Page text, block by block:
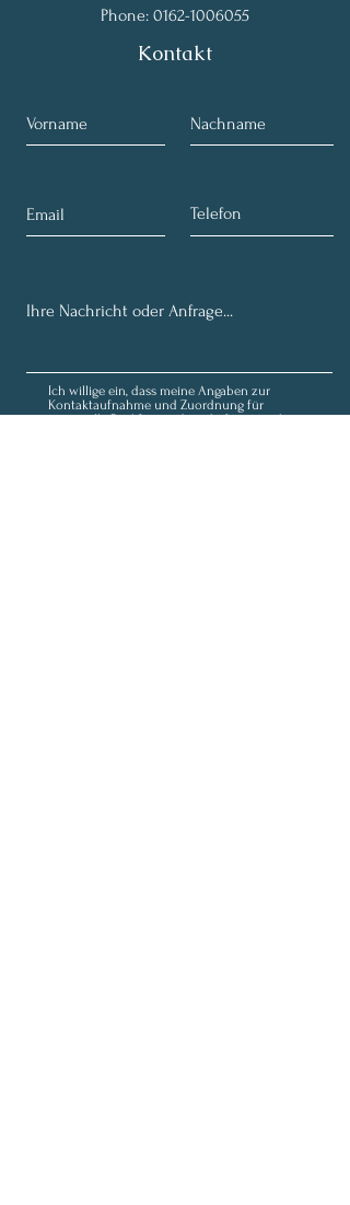
Phone: 0162-1006055
Kontakt
Ich willige ein, dass meine Angaben zur
Kontaktaufnahme und Zuordnung für
eventuelle Rückfragen dauerhaft gespeichert